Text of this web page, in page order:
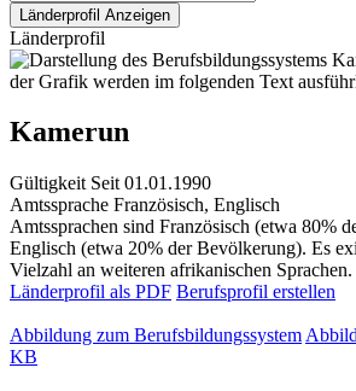
Länderprofil
Kamerun
Gültigkeit Seit 01.01.1990
Amtssprache Französisch, Englisch
Amtssprachen sind Französisch (etwa 80%
Englisch (etwa 20% der Bevölkerung). Es
Vielzahl an weiteren afrikanischen Sprachen.
Länderprofil als PDF Berufsprofil erstellen
Abbildung zum Berufsbildungssystem
KB